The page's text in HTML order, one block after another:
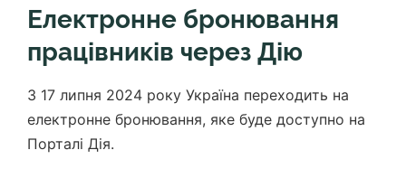
Електронне бронювання
працівників через Дію
З 17 липня 2024 року Україна переходить на
електронне бронювання, яке буде доступно на
Порталі Дія.